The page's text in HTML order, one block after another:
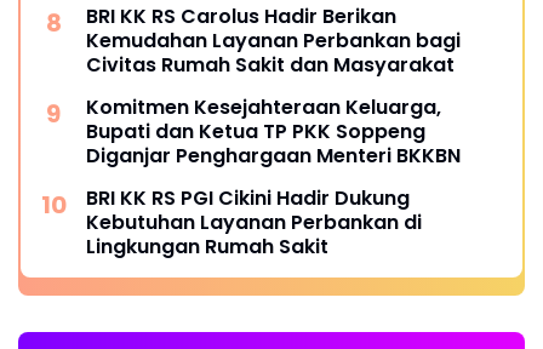
BRI KK RS Carolus Hadir Berikan
Kemudahan Layanan Perbankan bagi
Civitas Rumah Sakit dan Masyarakat
Komitmen Kesejahteraan Keluarga,
Bupati dan Ketua TP PKK Soppeng
Diganjar Penghargaan Menteri BKKBN
BRI KK RS PGI Cikini Hadir Dukung
Kebutuhan Layanan Perbankan di
Lingkungan Rumah Sakit